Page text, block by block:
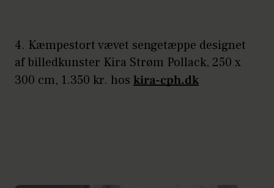
4. Kæmpestort vævet sengetæppe designet
af billedkunster Kira Strøm Pollack, 250 x
300 cm, 1.350 kr. hos kira-cph.dk